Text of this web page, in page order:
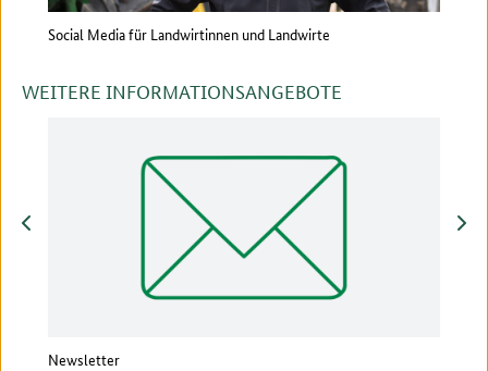
Social Media für Landwirtinnen und Landwirte
WEITERE INFORMATIONSANGEBOTE
Newsletter
vor